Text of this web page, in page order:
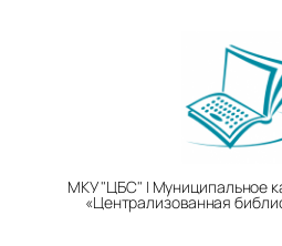
МКУ "ЦБС" | Муниципальное
«Централизованная